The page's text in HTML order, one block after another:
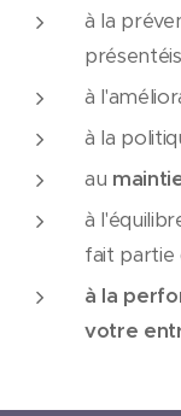
à la
à
à la
au
à
fait partie
à la
votre